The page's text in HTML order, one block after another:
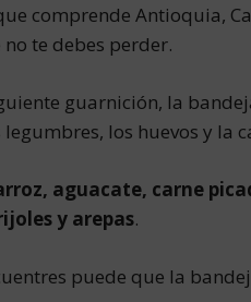
comprende Antioquia,
no te debes perder.
guarnición, la
los huevos y la
aguacate, carne
y arepas.
puede que la